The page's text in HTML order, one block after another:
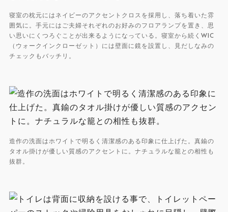
寝室の枕元にはネイビーのアクセントクロスを採用し、落ち着いた雰
囲気に。手元にはご夫婦それぞれのお好みのフロアランプを置き、思
い思いにくつろぐことが出来るようになっている。寝室から続くWIC
（ウォークインクローゼット）には壁面に鏡を設置し、見だしなみの
チェックもバッチリ。
造作の洗面はホワイトで明るく清潔感のある印象に仕上げた。真鍮の
タオル掛けが優しい質感のアクセントに。ナチュラルな籠との相性も
抜群。